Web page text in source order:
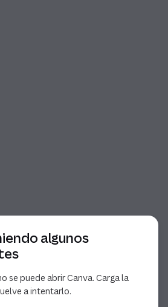
algunos
se puede abrir Canva. Carga la
a intentarlo.